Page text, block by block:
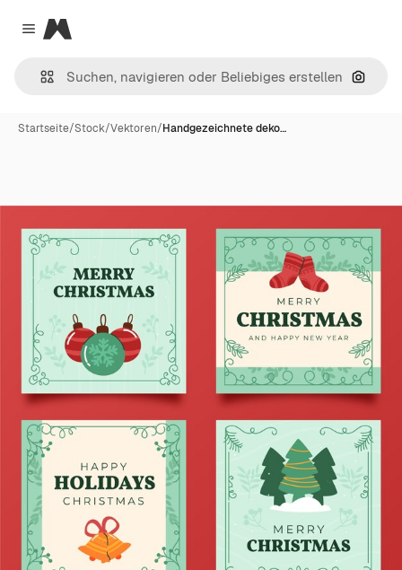
Close menu
Magnific
Nach
Startseite/Stock/Vektoren/Handgezeichnete deko…